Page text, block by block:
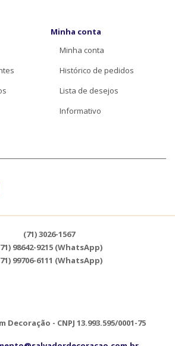
Minha conta
Minha conta
Histórico de pedidos
Lista de desejos
Informativo
(71) 3026-1567
98642-9215 (WhatsApp)
99706-6111 (WhatsApp)
- CNPJ 13.993.595/0001-75